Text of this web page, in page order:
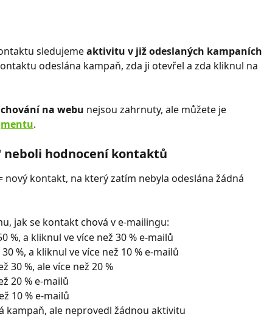
sledujeme aktivitu v již odeslaných kampaních
odeslána kampaň, zda ji otevřel a zda kliknul na
chování na webu nejsou zahrnuty, ale můžete je
.
hodnocení kontaktů
nový kontakt, na který zatím nebyla odeslána žádná
jak se kontakt chová v e-mailingu:
%, a kliknul ve více než 30 % e-mailů
%, a kliknul ve více než 10 % e-mailů
30 %, ale více než 20 %
20 % e-mailů
10 % e-mailů
kampaň, ale neprovedl žádnou aktivitu